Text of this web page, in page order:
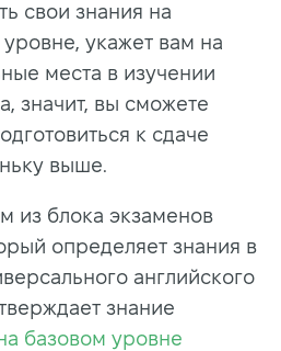
свои знания на
укажет вам на
места в изучении
значит, вы сможете
к сдаче
выше.
из блока экзаменов
определяет знания в
английского
знание
базовом уровне